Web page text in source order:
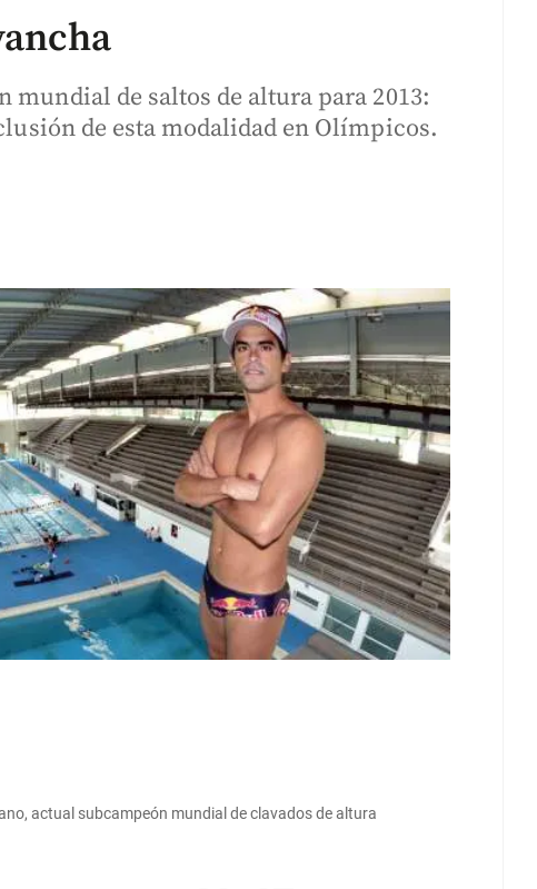
mundial de saltos de altura para 2013:
de esta modalidad en Olímpicos.
actual subcampeón mundial de clavados de altura